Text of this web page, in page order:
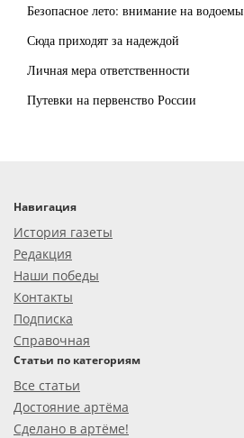
Безопасное лето: внимание на водоемы
Сюда приходят за надеждой
Личная мера ответственности
Путевки на первенство России
Навигация
История газеты
Редакция
Наши победы
Контакты
Подписка
Справочная
Статьи по категориям
Все статьи
Достояние артёма
Сделано в артёме!